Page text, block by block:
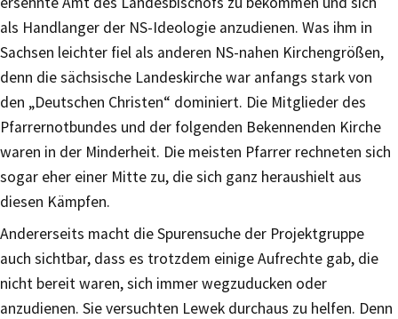
als Handlanger der NS-Ideologie anzudienen. Was ihm in
Sachsen leichter fiel als anderen NS-nahen Kirchengrößen,
denn die sächsische Landeskirche war anfangs stark von
den „Deutschen Christen“ dominiert. Die Mitglieder des
Pfarrernotbundes und der folgenden Bekennenden Kirche
waren in der Minderheit. Die meisten Pfarrer rechneten sich
sogar eher einer Mitte zu, die sich ganz heraushielt aus
diesen Kämpfen.
Andererseits macht die Spurensuche der Projektgruppe
auch sichtbar, dass es trotzdem einige Aufrechte gab, die
nicht bereit waren, sich immer wegzuducken oder
anzudienen. Sie versuchten Lewek durchaus zu helfen. Denn